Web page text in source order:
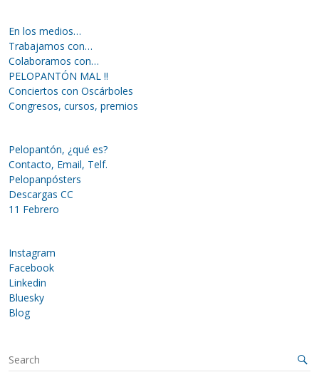
En los medios…
Trabajamos con…
Colaboramos con…
PELOPANTÓN MAL !!
Conciertos con Oscárboles
Congresos, cursos, premios
Pelopantón, ¿qué es?
Contacto, Email, Telf.
Pelopanpósters
Descargas CC
11 Febrero
Instagram
Facebook
Linkedin
Bluesky
Blog
S
e